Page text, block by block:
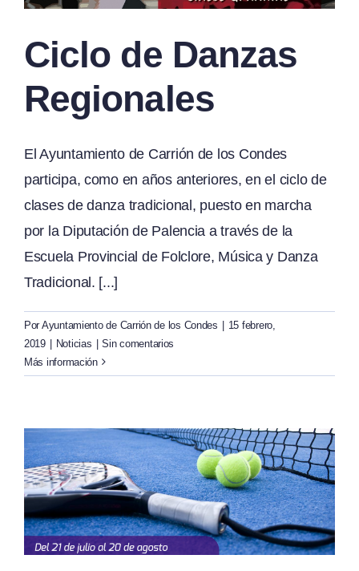
Ciclo de Danzas
Regionales
El Ayuntamiento de Carrión de los Condes
participa, como en años anteriores, en el ciclo de
clases de danza tradicional, puesto en marcha
por la Diputación de Palencia a través de la
Escuela Provincial de Folclore, Música y Danza
Tradicional. [...]
Por Ayuntamiento de Carrión de los Condes
15 febrero,
2019
Noticias
Sin comentarios
Más información